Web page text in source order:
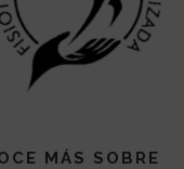
MÁS SOBRE